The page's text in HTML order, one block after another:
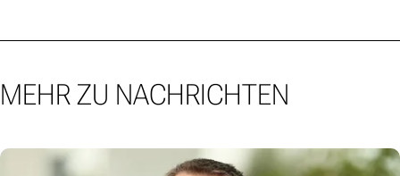
MEHR ZU NACHRICHTEN